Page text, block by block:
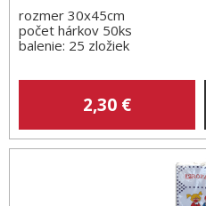
rozmer 30x45cm
počet hárkov 50ks
balenie: 25 zložiek
2,30 €